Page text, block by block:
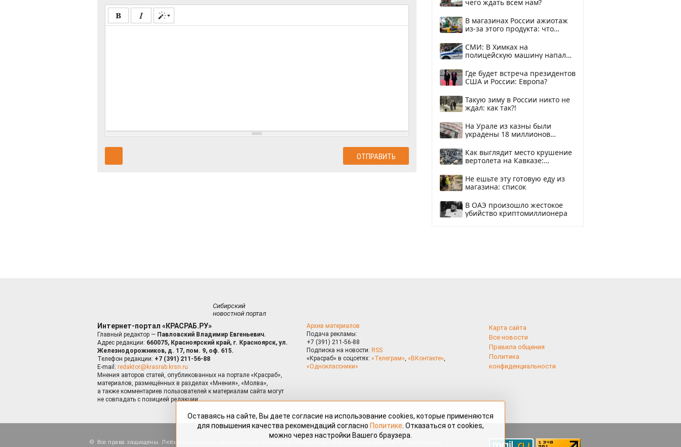
чего ждать всем нам?
В магазинах России ажиотаж
из-за этого продукта: что
СМИ: В Химках на
полицейскую машину напали
Где будет встреча президентов
США и России: Европа?
Такую зиму в России никто не
ждал: как так?!
На Урале из казны были
украдены 18 миллионов
Как выглядит место крушение
вертолета на Кавказе:
Не ешьте эту готовую еду из
магазина: список
В ОАЭ произошло жестокое
убийство криптомиллионера
Сибирский
новостной портал
Интернет-портал «КРАСРАБ.РУ»
Главный редактор — Павловский Владимир Евгеньевич.
Адрес редакции: 660075, Красноярский край, г. Красноярск, ул.
Железнодорожников, д. 17, пом. 9, оф. 615.
Телефон редакции: +7 (391) 211-56-88
E-mail: redaktor@krasrab.krsn.ru
Мнения авторов статей, опубликованных на портале «Красраб»,
материалов, размещённых в разделах «Мнения», «Молва»,
а также комментариев пользователей к материалам сайта могут
не совпадать с позицией редакции.
Архив материалов
Подача рекламы:
+7 (391) 211-56-88
Подписка на новости: RSS
«Красраб» в соцсетях: «Телеграм», «ВКонтакте»,
«Одноклассники»
Карта сайта
Все новости
Правила общения
Политика
конфиденциальности
Все права защищены. Любые материалы, размещённые на портале «Красраб.ру» сотрудниками редакции, нештатными
Оставаясь на сайте, Вы даете согласие на использование cookies, которые применяются
для повышения качества рекомендаций согласноПолитике. Отказаться от cookies,
можно через настройки Вашего браузера.